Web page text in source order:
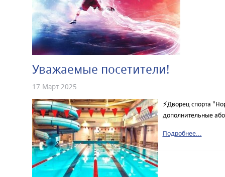
Уважаемые посетители!
17 Март 2025
⚡Дворец спорта
дополнительные
Подробнее...